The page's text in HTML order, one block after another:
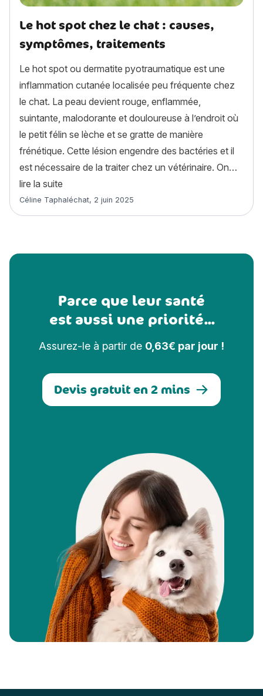
Le hot spot chez le chat : causes,
symptômes, traitements
Le hot spot ou dermatite pyotraumatique est une
inflammation cutanée localisée peu fréquente chez
le chat. La peau devient rouge, enflammée,
suintante, malodorante et douloureuse à l’endroit où
le petit félin se lèche et se gratte de manière
frénétique. Cette lésion engendre des bactéries et il
est nécessaire de la traiter chez un vétérinaire. On…
lire la suite
Article rédigé par
Céline Taphaléchat, 2 juin 2025
Parce que leur santé
est aussi une priorité...
Assurez-le à partir de 0,63€ par jour !
Devis gratuit en 2 mins